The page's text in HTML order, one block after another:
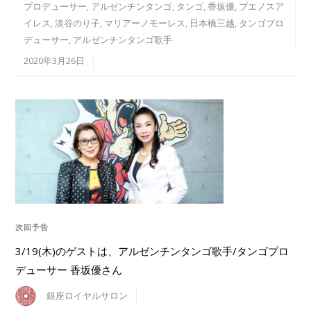
プロデューサー, アルゼンチンタンゴ, タンゴ,香坂優, ブエノスア
イレス,淡谷のり子, マリアーノモーレス, 日本橋三越, タンゴプロ
デューサー, アルゼンチンタンゴ歌手
2020年3月26日
次回予告
3/19(木)のゲストは、アルゼンチンタンゴ歌手/タンゴプロ
デューサー 香坂優さん
銀座ロイヤルサロン